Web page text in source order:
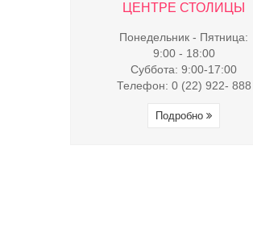
ЦЕНТРЕ СТОЛИЦЫ
Понедельник - Пятница:
9:00 - 18:00
Суббота: 9:00-17:00
Телефон: 0 (22) 922- 888
Подробно